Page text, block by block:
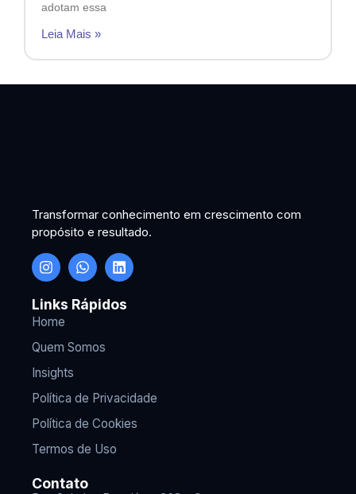
adotam essa
Leia Mais »
Transformar conhecimento em crescimento com
propósito e resultado.
Links Rápidos
Home
Quem Somos
Insights
Política de Privacidade
Política de Cookies
Termos de Uso
Contato